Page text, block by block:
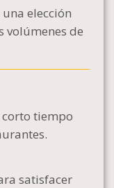
elección
volúmenes de
tiempo
satisfacer